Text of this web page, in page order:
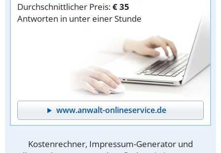
Durchschnittlicher Preis:€ 35
Antworten in unter einer Stunde
www.anwalt-onlineservice.de
Kostenrechner, Impressum-Generator und